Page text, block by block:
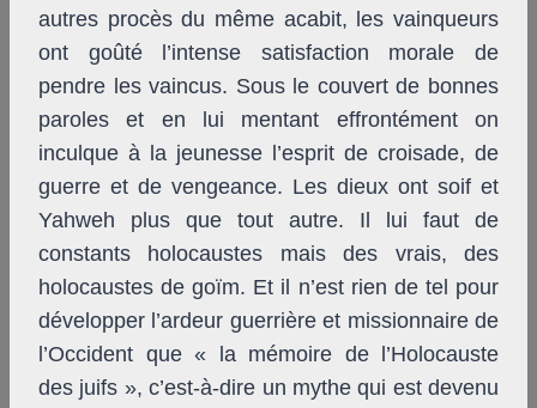
autres procès du même acabit, les vainqueurs
ont goûté l’intense satisfaction morale de
pendre les vaincus. Sous le couvert de bonnes
paroles et en lui mentant effrontément on
inculque à la jeunesse l’esprit de croisade, de
guerre et de vengeance. Les dieux ont soif et
Yahweh plus que tout autre. Il lui faut de
constants holocaustes mais des vrais, des
holocaustes de goïm. Et il n’est rien de tel pour
développer l’ardeur guerrière et missionnaire de
l’Occident que « la mémoire de l’Holocauste
des juifs », c’est-à-dire un mythe qui est devenu